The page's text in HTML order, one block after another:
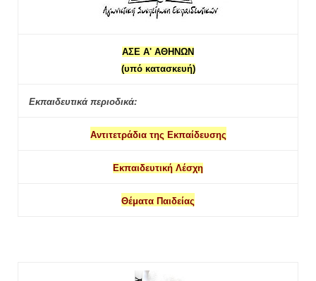
ΑΣΕ Α' ΑΘΗΝΩΝ
(υπό κατασκευή)
Εκπαιδευτικά περιοδικά:
Αντιτετράδια της Εκπαίδευσης
Εκπαιδευτική Λέσχη
Θέματα Παιδείας